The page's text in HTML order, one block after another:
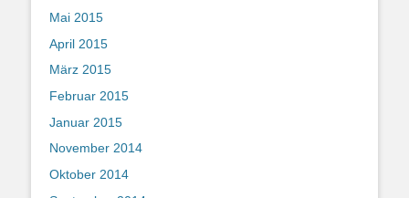
Mai 2015
April 2015
März 2015
Februar 2015
Januar 2015
November 2014
Oktober 2014